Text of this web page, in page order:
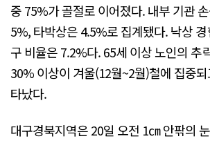
중 75%가 골절로 이어졌다. 내부 기관
5%, 타박상은 4.5%로 집계됐다. 낙상
구 비율은 7.2%다. 65세 이상 노인의 추
30% 이상이 겨울(12월~2월)철에 집중
타났다.
대구경북지역은 20일 오전 1㎝ 안팎의